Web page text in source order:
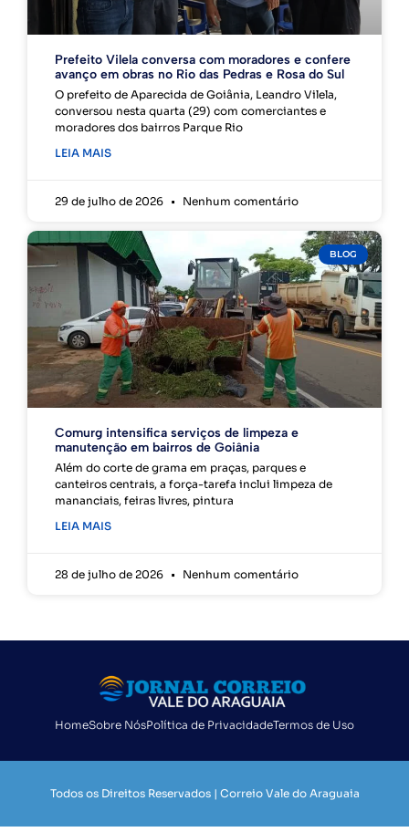
Prefeito Vilela conversa com moradores e confere
avanço em obras no Rio das Pedras e Rosa do Sul
O prefeito de Aparecida de Goiânia, Leandro Vilela,
conversou nesta quarta (29) com comerciantes e
moradores dos bairros Parque Rio
LEIA MAIS
29 de julho de 2026 Nenhum comentário
BLOG
Comurg intensifica serviços de limpeza e
manutenção em bairros de Goiânia
Além do corte de grama em praças, parques e
canteiros centrais, a força-tarefa inclui limpeza de
mananciais, feiras livres, pintura
LEIA MAIS
28 de julho de 2026 Nenhum comentário
HomeSobre NósPolítica de PrivacidadeTermos de Uso
Todos os Direitos Reservados | Correio Vale do Araguaia